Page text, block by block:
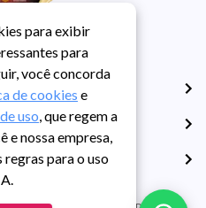
para exibir
para
você concorda
de cookies e
uso, que regem a
e nossa empresa,
para o uso